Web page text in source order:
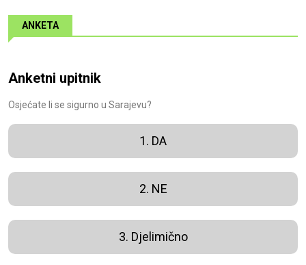
ANKETA
Anketni upitnik
Osjećate li se sigurno u Sarajevu?
1. DA
2. NE
3. Djelimično